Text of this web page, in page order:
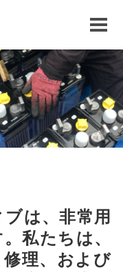
は、非常用
私たちは、
理、および